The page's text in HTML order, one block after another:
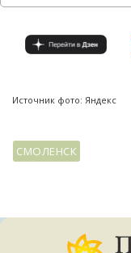
Источник фото: Яндекс
СМОЛЕНСК